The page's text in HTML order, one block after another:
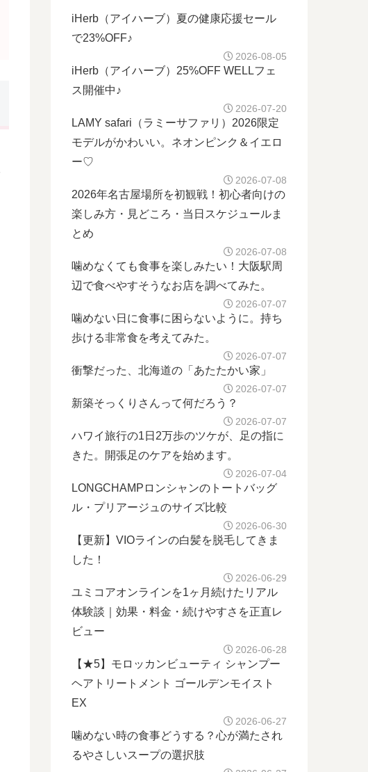
iHerb（アイハーブ）夏の健康応援セール
で23%OFF♪
2026-08-05
iHerb（アイハーブ）25%OFF WELLフェ
ス開催中♪
2026-07-20
LAMY safari（ラミーサファリ）2026限定
モデルがかわいい。ネオンピンク＆イエロ
ー♡
2026-07-08
2026年名古屋場所を初観戦！初心者向けの
楽しみ方・見どころ・当日スケジュールま
とめ
2026-07-08
噛めなくても食事を楽しみたい！大阪駅周
辺で食べやすそうなお店を調べてみた。
2026-07-07
噛めない日に食事に困らないように。持ち
歩ける非常食を考えてみた。
2026-07-07
衝撃だった、北海道の「あたたかい家」
2026-07-07
新築そっくりさんって何だろう？
2026-07-07
ハワイ旅行の1日2万歩のツケが、足の指に
きた。開張足のケアを始めます。
2026-07-04
LONGCHAMPロンシャンのトートバッグ
ル・プリアージュのサイズ比較
2026-06-30
【更新】VIOラインの白髪を脱毛してきま
した！
2026-06-29
ユミコアオンラインを1ヶ月続けたリアル
体験談｜効果・料金・続けやすさを正直レ
ビュー
2026-06-28
【★5】モロッカンビューティ シャンプー
ヘアトリートメント ゴールデンモイスト
EX
2026-06-27
噛めない時の食事どうする？心が満たされ
るやさしいスープの選択肢